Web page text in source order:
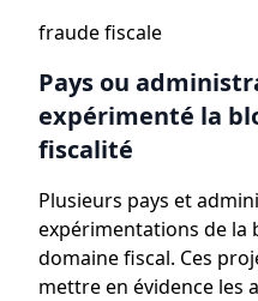
fraude fiscale
Pays ou
expérimenté la
fiscalité
Plusieurs pays et
expérimentations de la
domaine fiscal. Ces
mettre en évidence les